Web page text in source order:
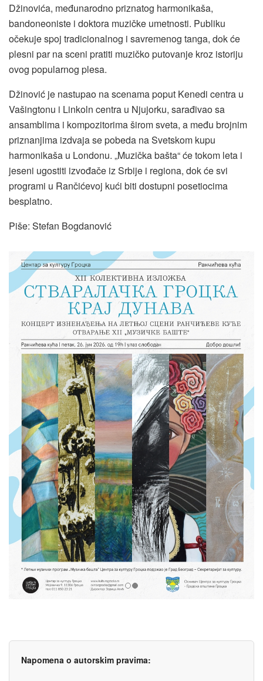
Džinovića, međunarodno priznatog harmonikaša,
bandoneoniste i doktora muzičke umetnosti. Publiku
očekuje spoj tradicionalnog i savremenog tanga, dok će
plesni par na sceni pratiti muzičko putovanje kroz istoriju
ovog popularnog plesa.
Džinović je nastupao na scenama poput Kenedi centra u
Vašingtonu i Linkoln centra u Njujorku, sarađivao sa
ansamblima i kompozitorima širom sveta, a među brojnim
priznanjima izdvaja se pobeda na Svetskom kupu
harmonikaša u Londonu. „Muzička bašta“ će tokom leta i
jeseni ugostiti izvođače iz Srbije i regiona, dok će svi
programi u Rančićevoj kući biti dostupni posetiocima
besplatno.
Piše: Stefan Bogdanović
Napomena o autorskim pravima: